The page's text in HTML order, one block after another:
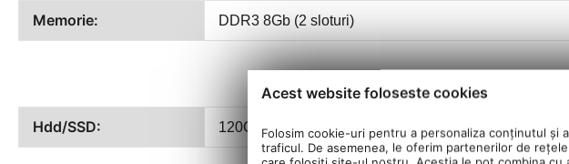
Memorie: DDR3 8Gb (2 sloturi)
Hdd/SSD: 120Gb SSD SATA 2.5"
Acest website foloseste cookies
Folosim cookie-uri pentru a personaliza conținutul
traficul. De asemenea, le oferim partenerilor de